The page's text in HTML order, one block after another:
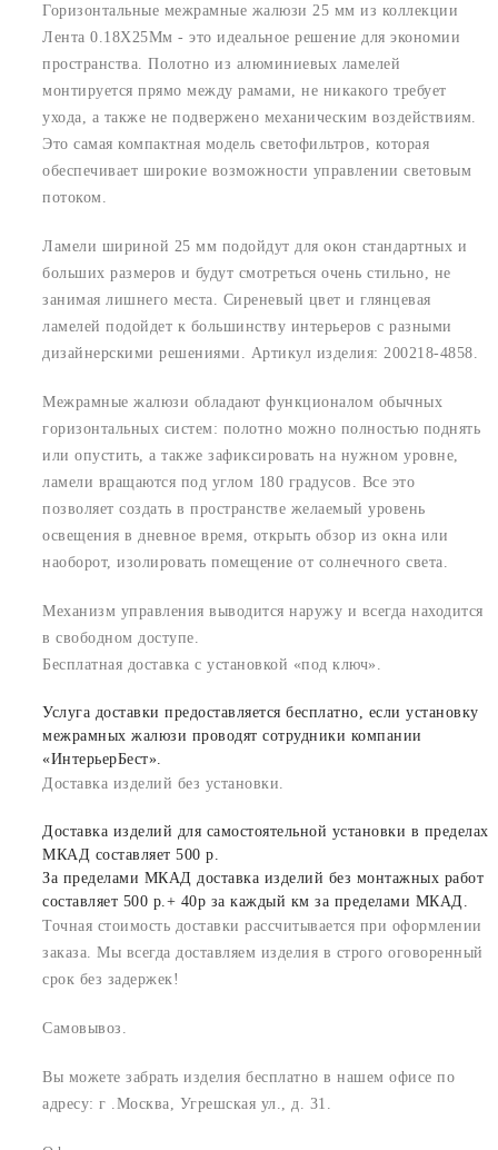
Горизонтальные межрамные жалюзи 25 мм из коллекции
Лента 0.18X25Мм - это идеальное решение для экономии
пространства. Полотно из алюминиевых ламелей
монтируется прямо между рамами, не никакого требует
ухода, а также не подвержено механическим воздействиям.
Это самая компактная модель светофильтров, которая
обеспечивает широкие возможности управлении световым
потоком.
Ламели шириной 25 мм подойдут для окон стандартных и
больших размеров и будут смотреться очень стильно, не
занимая лишнего места. Сиреневый цвет и глянцевая
ламелей подойдет к большинству интерьеров с разными
дизайнерскими решениями. Артикул изделия: 200218-4858.
Межрамные жалюзи обладают функционалом обычных
горизонтальных систем: полотно можно полностью поднять
или опустить, а также зафиксировать на нужном уровне,
ламели вращаются под углом 180 градусов. Все это
позволяет создать в пространстве желаемый уровень
освещения в дневное время, открыть обзор из окна или
наоборот, изолировать помещение от солнечного света.
Механизм управления выводится наружу и всегда находится
в свободном доступе.
Бесплатная доставка с установкой «под ключ».
Услуга доставки предоставляется бесплатно, если установку
межрамных жалюзи проводят сотрудники компании
«ИнтерьерБест».
Доставка изделий без установки.
Доставка изделий для самостоятельной установки в пределах
МКАД составляет 500 р.
За пределами МКАД доставка изделий без монтажных работ
составляет 500 р.+ 40р за каждый км за пределами МКАД.
Точная стоимость доставки рассчитывается при оформлении
заказа. Мы всегда доставляем изделия в строго оговоренный
срок без задержек!
Самовывоз.
Вы можете забрать изделия бесплатно в нашем офисе по
адресу: г .Москва, Угрешская ул., д. 31.